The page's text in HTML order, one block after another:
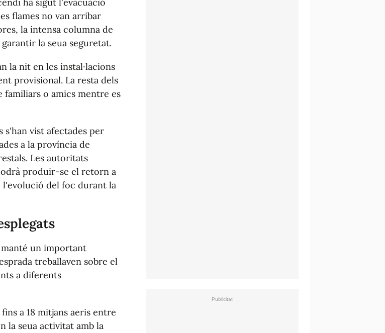
flames no van arribar
la intensa columna de
la seua seguretat.
la nit en les instal·lacions
provisional. La resta dels
familiars o amics mentre es
vist afectades per
a la província de
Les autoritats
produir-se el retorn a
l'evolució del foc durant la
un important
treballaven sobre el
a diferents
a 18 mitjans aeris entre
la seua activitat amb la